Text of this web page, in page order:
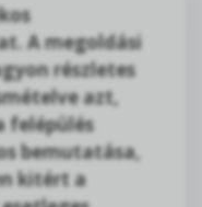
A megoldási
részletes
azt,
felépülés
bemutatása,
kitért a